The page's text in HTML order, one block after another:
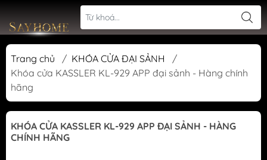
Trang chủ / KHÓA CỬA ĐẠI SẢNH
/
Khóa cửa KASSLER KL-929 APP đại sảnh - Hàng chính
hãng
KHÓA CỬA KASSLER KL-929 APP ĐẠI SẢNH - HÀNG
CHÍNH HÃNG